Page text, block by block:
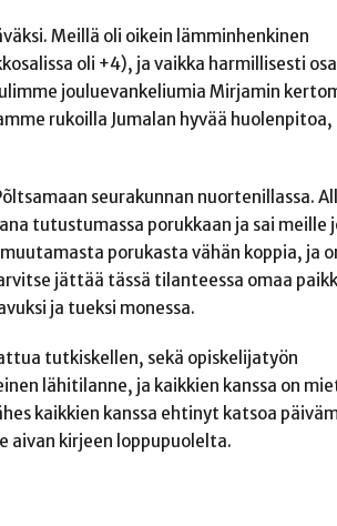
Meillä oli oikein lämminhenkinen
oli +4), ja vaikka harmillisesti osa
jouluevankeliumia Mirjamin
rukoilla Jumalan hyvää huolenpitoa,
seurakunnan nuortenillassa.
tutustumassa porukkaan ja sai meille
porukasta vähän koppia, ja
jättää tässä tilanteessa omaa
ja tueksi monessa.
tutkiskellen, sekä opiskelijatyön
lähitilanne, ja kaikkien kanssa on
kaikkien kanssa ehtinyt katsoa
aivan kirjeen loppupuolelta.